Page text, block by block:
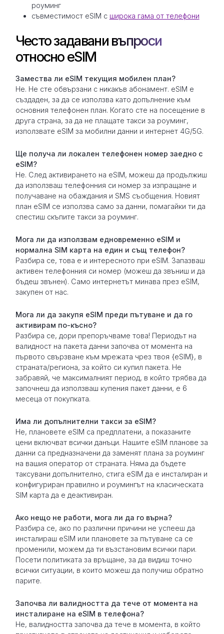
роуминг
съвместимост eSIM с широка гама от телефони
Често задавани въпроси
относно eSIM
Замествa ли eSIM текущия мобилен план?
Не. Не сте обвързани с никакъв абонамент. eSIM е
създаден, за да се използва като допълнение към
основния телефонен план. Когато сте на посещение в
друга страна, за да не плащате такси за роуминг,
използвате eSIM за мобилни данни и интернет 4G/5G.
Ще получа ли локален телефонен номер заедно с
eSIM?
Не. След активирането на eSIM, можеш да продължиш
да използваш телефонния си номер за изпращане и
получаване на обаждания и SMS съобщения. Новият
план eSIM се използва само за данни, помагайки ти да
спестиш скъпите такси за роуминг.
Мога ли да използвам едновременно eSIM и
нормална SIM карта на един и същ телефон?
Разбира се, това е и интересното при eSIM. Запазваш
активен телефонния си номер (можеш да звъниш и да
бъдеш звънен). Само интернетът минава през eSIM,
закупен от нас.
Мога ли да закупя eSIM преди пътуване и да го
активирам по-късно?
Разбира се, дори препоръчваме това! Периодът на
валидност на пакета данни започва от момента на
първото свързване към мрежата чрез твоя {eSIM}, в
страната/региона, за който си купил пакета. Не
забравяй, че максималният период, в който трябва да
започнеш да използваш купения пакет данни, е 6
месеца от покупката.
Има ли допълнителни такси за eSIM?
Не, плановете eSIM са предплатени, а показаните
цени включват всички данъци. Нашите eSIM планове за
данни са предназначени да заменят плана за роуминг
на вашия оператор от страната. Няма да бъдете
таксувани допълнително, стига eSIM да е инсталиран и
конфигуриран правилно и роумингът на класическата
SIM карта да е деактивиран.
Ако нещо не работи, мога ли да го върна?
Разбира се, ако по различни причини не успееш да
инсталираш eSIM или плановете за пътуване са се
променили, можем да ти възстановим всички пари.
Посети политиката за връщане, за да видиш точно
всички ситуации, в които можеш да получиш обратно
парите.
Започва ли валидността да тече от момента на
инсталиране на eSIM в телефона?
Не, валидността започва да тече в момента, в който